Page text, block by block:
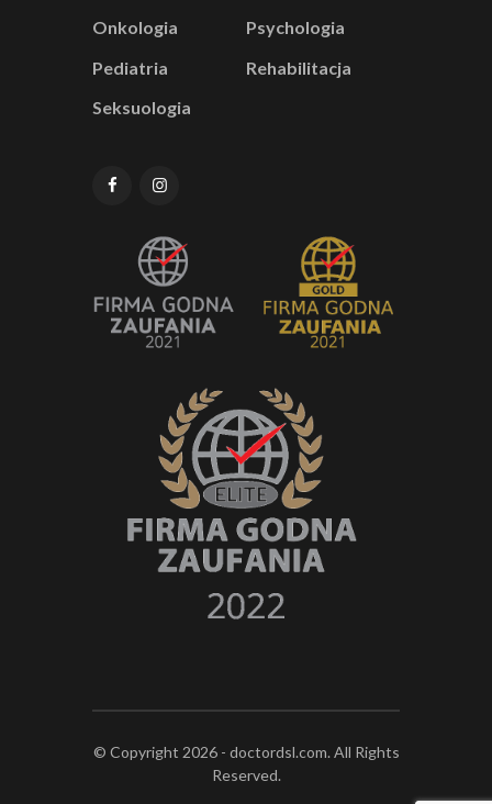
Onkologia
Psychologia
Pediatria
Rehabilitacja
Seksuologia
© Copyright 2026 - doctordsl.com. All Rights
Reserved.